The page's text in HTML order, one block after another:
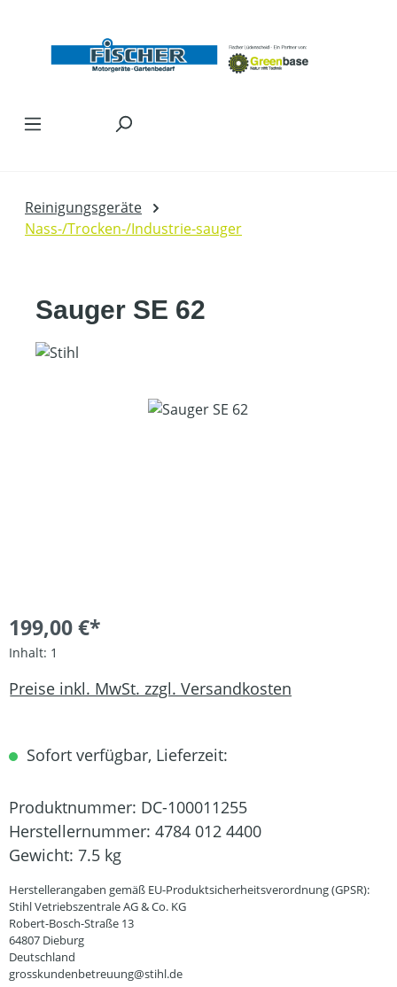
Reinigungsgeräte
Nass-/Trocken-/Industrie-sauger
Sauger SE 62
Bildergalerie überspringen
199,00 €*
Inhalt: 1
Preise inkl. MwSt. zzgl. Versandkosten
Sofort verfügbar, Lieferzeit:
Produktnummer: DC-100011255
Herstellernummer: 4784 012 4400
Gewicht: 7.5 kg
Herstellerangaben gemäß EU-Produktsicherheitsverordnung (GPSR):
Stihl Vetriebszentrale AG & Co. KG
Robert-Bosch-Straße 13
64807 Dieburg
Deutschland
grosskundenbetreuung@stihl.de